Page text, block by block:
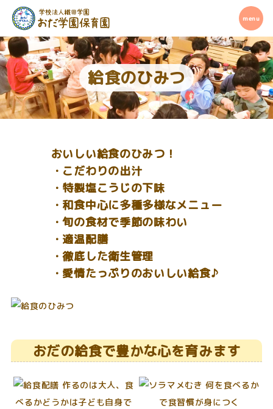
給食のひみつ
おいしい給食のひみつ！
・こだわりの出汁
・特製塩こうじの下味
・和食中心に多種多様なメニュー
・旬の食材で季節の味わい
・適温配膳
・徹底した衛生管理
・愛情たっぷりのおいしい給食♪
おだの給食で豊かな心を育みます
作るのは大人、食
べるかどうかは子ども自身で
何を食べるか
で食習慣が身につく